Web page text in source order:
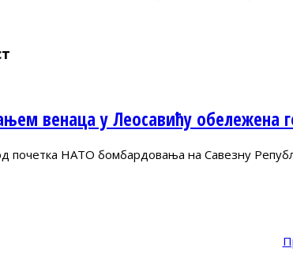
венаца у Леосавићу обележена
НАТО бомбардовања на Савезну